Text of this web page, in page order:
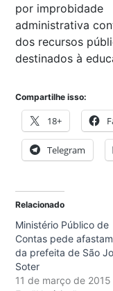
por improbidade
administrativa
dos recursos
destinados à
Compartilhe isso:
18+
Telegram
Relacionado
Ministério Público de
Contas pede
da prefeita de São
Soter
11 de março de 2015